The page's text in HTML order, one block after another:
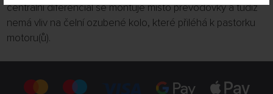
centrální diferenciál se montuje místo převodovky a tudíž
nemá vliv na čelní ozubené kolo, které přiléhá k pastorku
motoru(ů).